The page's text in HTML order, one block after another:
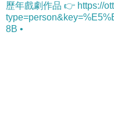
歷年戲劇作品 👉 https://
8B •